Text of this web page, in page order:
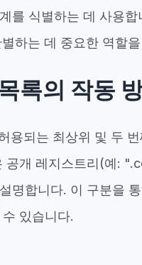
를 식별하는 데 사용합
하는 데 중요한 역할
록의 작동
용되는 최상위 및 두
공개 레지스트리(예:
명합니다. 이 구분을
있습니다.